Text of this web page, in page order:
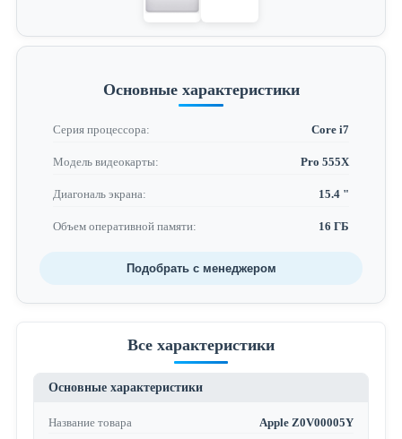
Основные характеристики
Серия процессора: Core i7
Модель видеокарты: Pro 555X
Диагональ экрана: 15.4 "
Объем оперативной памяти: 16 ГБ
Подобрать с менеджером
Все характеристики
Основные характеристики
Название товара
Apple Z0V00005Y